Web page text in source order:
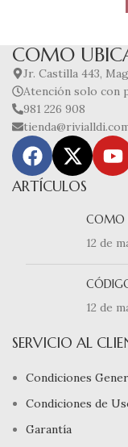
COMO
Jr. Castilla 443,
Atención solo con
981 226 908
ARTÍCULOS
COMO
12 de
12 de
SERVICIO AL
Condiciones
Condiciones de
Garantía